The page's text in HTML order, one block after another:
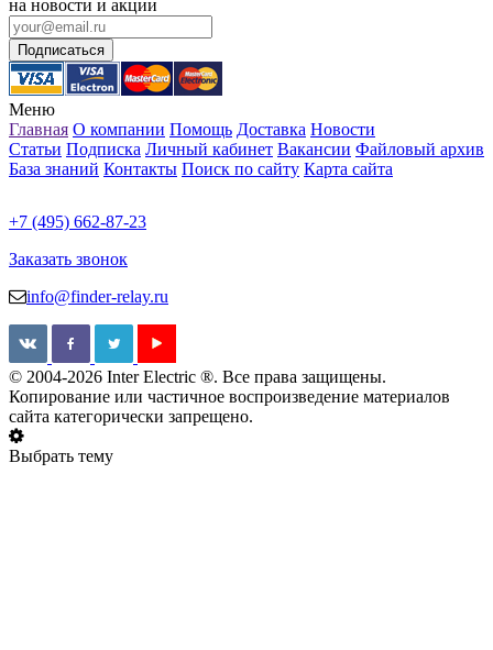
на новости и акции
Меню
Главная О компании Помощь Доставка Новости
Статьи Подписка Личный кабинет Вакансии Файловый архив
База знаний Контакты Поиск по сайту Карта сайта
+7 (495) 662-87-23
Заказать звонок
info@finder-relay.ru
© 2004-2026 Inter Electric ®. Все права защищены.
Копирование или частичное воспроизведение материалов
сайта категорически запрещено.
Выбрать тему